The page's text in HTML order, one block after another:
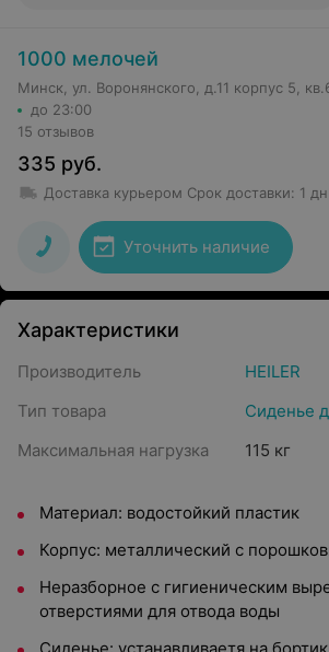
1000 мелочей
Минск, ул. Воронянского, д.11 корпус 5,
до 23:00
15 отзывов
335 руб.
Доставка курьером Срок доставки: 1
Уточнить наличие
Характеристики
Производитель
HEILER
Тип товара
Сиденье
Максимальная нагрузка
115 кг
Материал: водостойкий пластик
Корпус: металлический с
Неразборное с гигиеническим
отверстиями для отвода воды